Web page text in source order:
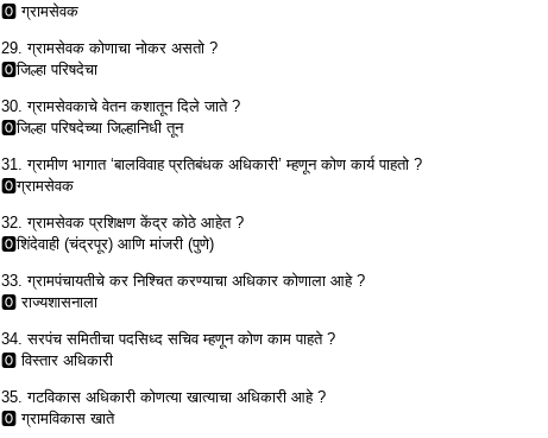
🅾 ग्रामसेवक
29. ग्रामसेवक कोणाचा नोकर असतो ?
🅾जिल्हा परिषदेचा
30. ग्रामसेवकाचे वेतन कशातून दिले जाते ?
🅾जिल्हा परिषदेच्या जिल्हानिधी तून
31. ग्रामीण भागात ‘बालविवाह प्रतिबंधक अधिकारी’ म्हणून कोण कार्य पाहतो ?
🅾ग्रामसेवक
32. ग्रामसेवक प्रशिक्षण केंद्र कोठे आहेत ?
🅾शिंदेवाही (चंद्रपूर) आणि मांजरी (पुणे)
33. ग्रामपंचायतीचे कर निश्चित करण्याचा अधिकार कोणाला आहे ?
🅾 राज्यशासनाला
34. सरपंच समितीचा पदसिध्द सचिव म्हणून कोण काम पाहते ?
🅾 विस्तार अधिकारी
35. गटविकास अधिकारी कोणत्या खात्याचा अधिकारी आहे ?
🅾 ग्रामविकास खाते